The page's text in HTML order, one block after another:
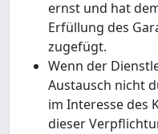
ernst und hat
Erfüllung des
zugefügt.
Wenn der
Austausch nicht
im Interesse des
dieser